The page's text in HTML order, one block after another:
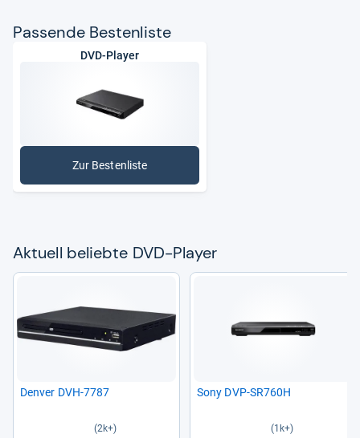
Pas­sende Bes­ten­liste
DVD-Player
Zur Bestenliste
: DVD-Player
Aktu­ell beliebte DVD-​Player
Den­ver DVH-​7787
(2k+)
Sony DVP-​SR760H
(1k+)